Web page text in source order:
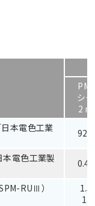
シ
2
本電色工業
電色工業製
RUⅢ）